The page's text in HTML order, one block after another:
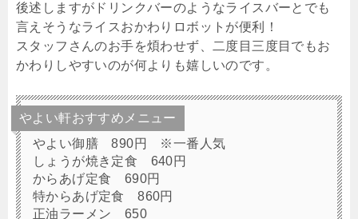
後述しますがドリンクバーのようなライスバーとでも
言えそうなライスおかわりロボットが便利！
スタッフさんのお手を煩わせず、二度目三度目でもお
かわりしやすいのが何よりも嬉しいのです。
やよい軒おすすめメニュー
やよい御膳 890円 ※一番人気
しょうが焼き定食 640円
からあげ定食 690円
特からあげ定食 860円
正油ラーメン 650